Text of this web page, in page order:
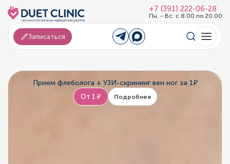
+7 (391) 222-06-28
Пн. - Вс. с 8.00 по 20.00
Записаться
Прием флеболога + УЗИ-скрининг вен ног за 1₽
От 1 ₽ Подробнее